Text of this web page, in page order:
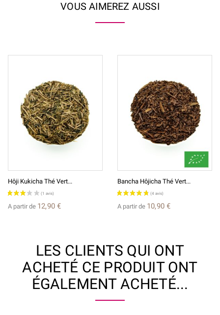
VOUS AIMEREZ AUSSI
Hôji Kukicha Thé Vert...
A partir de 12,90 €
Bancha Hôjicha Thé Vert...
A partir de 10,90 €
LES CLIENTS QUI ONT
ACHETÉ CE PRODUIT ONT
ÉGALEMENT ACHETÉ...